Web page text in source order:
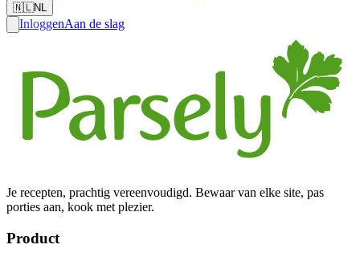
🇳🇱NL
InloggenAan de slag
Je recepten, prachtig vereenvoudigd. Bewaar van elke site, pas
porties aan, kook met plezier.
Product